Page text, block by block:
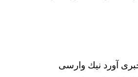
آورد نيك وارسى